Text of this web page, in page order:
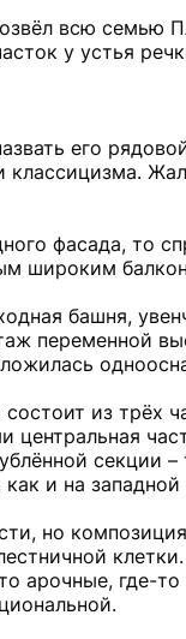
всю семью
у устья
его
фасада,
широким
башня,
переменной
из трёх
секции
и на
но
арочные, где-